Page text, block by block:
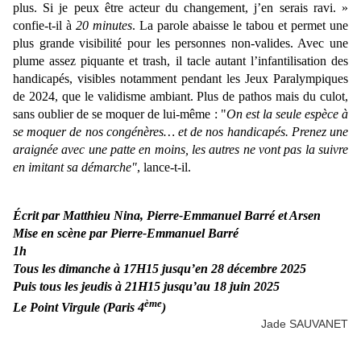
plus. Si je peux être acteur du changement, j’en serais ravi. »
confie-t-il à 20 minutes. La parole abaisse le tabou et permet une
plus grande visibilité pour les personnes non-valides. Avec une
plume assez piquante et trash, il tacle autant l’infantilisation des
handicapés, visibles notamment pendant les Jeux Paralympiques
de 2024, que le validisme ambiant. Plus de pathos mais du culot,
sans oublier de se moquer de lui-même : "On est la seule espèce à
se moquer de nos congénères… et de nos handicapés. Prenez une
araignée avec une patte en moins, les autres ne vont pas la suivre
en imitant sa démarche", lance-t-il.
Écrit par Matthieu Nina, Pierre-Emmanuel Barré et Arsen
Mise en scène par Pierre-Emmanuel Barré
1h
Tous les dimanche à 17H15 jusqu’en 28 décembre 2025
Puis tous les jeudis à 21H15 jusqu’au 18 juin 2025
Le Point Virgule (Paris 4ème)
Jade SAUVANET